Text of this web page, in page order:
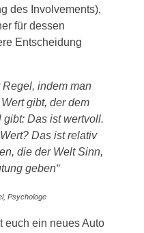
des Involvements),
für dessen
Entscheidung
Regel, indem man
gibt, der dem
Das ist wertvoll.
Das ist relativ
die der Welt Sinn,
geben“
Psychologe
euch ein neues Auto